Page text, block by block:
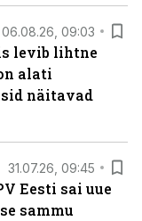
06.08.26, 09:03
levib lihtne
alati
näitavad
31.07.26, 09:45
Eesti sai uue
sammu